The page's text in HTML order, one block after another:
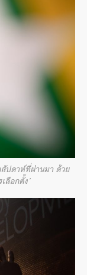
ปดาห์ที่ผ่านมา ด้วย
ลือกตั้ง’